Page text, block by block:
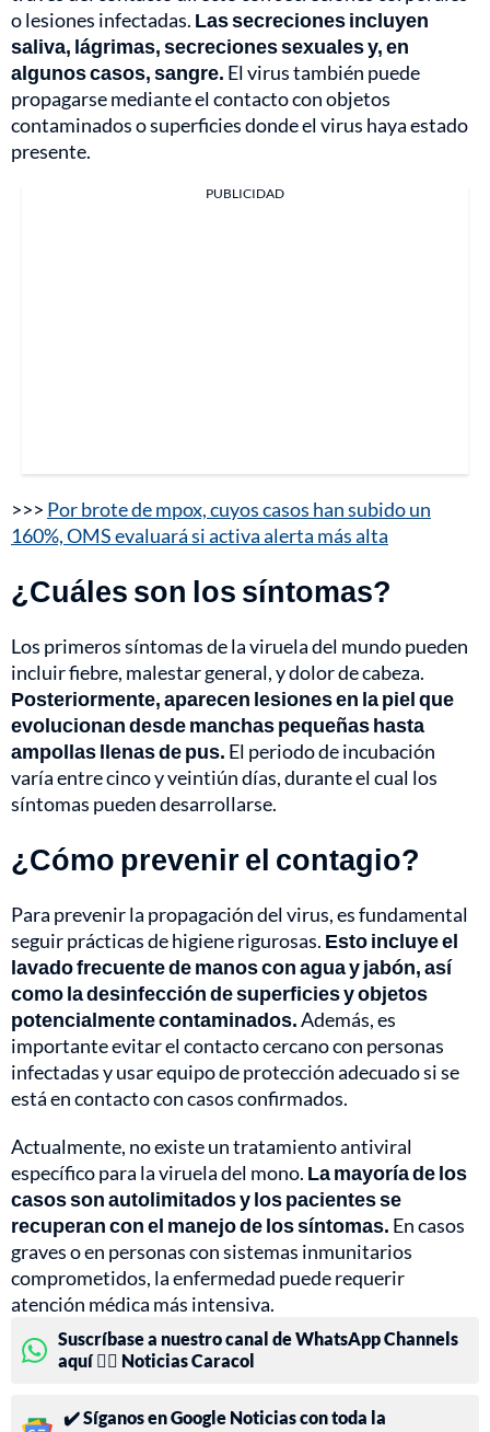
o lesiones infectadas. Las secreciones incluyen
saliva, lágrimas, secreciones sexuales y, en
algunos casos, sangre. El virus también puede
propagarse mediante el contacto con objetos
contaminados o superficies donde el virus haya estado
presente.
PUBLICIDAD
>>> Por brote de mpox, cuyos casos han subido un
160%, OMS evaluará si activa alerta más alta
¿Cuáles son los síntomas?
Los primeros síntomas de la viruela del mundo pueden
incluir fiebre, malestar general, y dolor de cabeza.
Posteriormente, aparecen lesiones en la piel que
evolucionan desde manchas pequeñas hasta
ampollas llenas de pus. El periodo de incubación
varía entre cinco y veintiún días, durante el cual los
síntomas pueden desarrollarse.
¿Cómo prevenir el contagio?
Para prevenir la propagación del virus, es fundamental
seguir prácticas de higiene rigurosas. Esto incluye el
lavado frecuente de manos con agua y jabón, así
como la desinfección de superficies y objetos
potencialmente contaminados.Además, es
importante evitar el contacto cercano con personas
infectadas y usar equipo de protección adecuado si se
está en contacto con casos confirmados.
Actualmente, no existe un tratamiento antiviral
específico para la viruela del mono. La mayoría de los
casos son autolimitados y los pacientes se
recuperan con el manejo de los síntomas. En casos
graves o en personas con sistemas inmunitarios
comprometidos, la enfermedad puede requerir
atención médica más intensiva.
Suscríbase a nuestro canal de WhatsApp Channels
aquí 👉🏻 Noticias Caracol
✔️ Síganos en Google Noticias con toda la